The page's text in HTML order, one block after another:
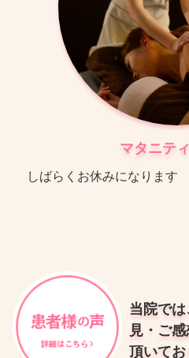
マタニテ
しばらくお休みになります
当院で
見・ご
頂いてお